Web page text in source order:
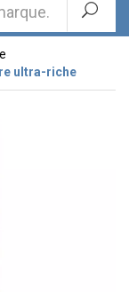
ultra-riche